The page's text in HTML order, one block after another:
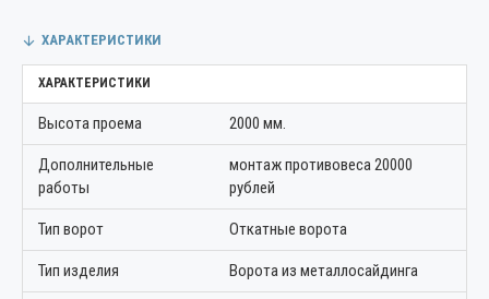
ХАРАКТЕРИСТИКИ
ХАРАКТЕРИСТИКИ
Высота проема 2000 мм.
Дополнительные
работы
монтаж противовеса 20000
рублей
Тип ворот Откатные ворота
Тип изделия Ворота из металлосайдинга